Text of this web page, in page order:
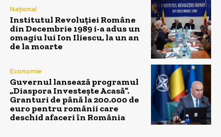
Național
Institutul Revoluției Române
din Decembrie 1989 i-a adus un
omagiu lui Ion Iliescu, la un an
de la moarte
Economie
Guvernul lansează programul
„Diaspora Investește Acasă”.
Granturi de până la 200.000 de
euro pentru românii care
deschid afaceri în România